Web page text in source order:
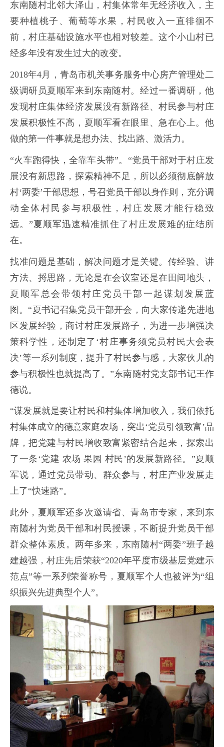
东南随村北邻大泽山，村集体常年无经济收入，主
要种植桃子、葡萄等水果，村民收入一直徘徊不
前，村庄基础设施水平也相对较差。这个小山村已
经多年没有发生过大的改变。
2018年4月，青岛市机关事务服务中心房产管理处二
级调研员夏顺军来到东南随村。经过一番调研，他
发现村庄集体经济发展没有新路径、村民参与村庄
发展积极性不高，夏顺军看在眼里、急在心上。他
做的第一件事就是想办法、找出路、激活力。
“火车跑得快，全靠车头带”。“党员干部对于村庄发
展没有新思路，探索精神不足，所以必须彻底解放
村‘两委’干部思想，号召党员干部以身作则，充分调
动全体村民参与积极性，村庄发展才能行稳致
远。”夏顺军迅速精准抓住了村庄发展难的症结所
在。
找准问题是基础，解决问题才是关键。传经验、讲
方法、捋思路，无论是在会议室还是在田间地头，
夏顺军总会带领村庄党员干部一起谋划发展蓝
图。“夏书记召集党员干部开会，向大家传递先进地
区发展经验，商讨村庄发展路子，为进一步增强决
策科学性，还制定了‘村庄事务须党员村民大会表
决’等一系列制度，提升了村民参与感，大家伙儿的
参与积极性也就提高了。”东南随村党支部书记王作
德说。
“谋发展就是要让村民和村集体增加收入，我们依托
村集体成立的德意家庭农场，突出‘党员引领致富’品
牌，把党建与村民增收致富紧密结合起来，探索出
了一条‘党建 农场 果园 村民’的发展新路径。”夏顺
军说，通过党员带动、群众参与，村庄产业发展走
上了“快速路”。
此外，夏顺军还多次邀请省、青岛市专家，来到东
南随村为党员干部和村民授课，不断提升党员干部
群众整体素质。两年多来，东南随村“两委”班子越
建越强，村庄先后荣获“2020年平度市级基层党建示
范点”等一系列荣誉称号，夏顺军个人也被评为“组
织振兴先进典型个人”。